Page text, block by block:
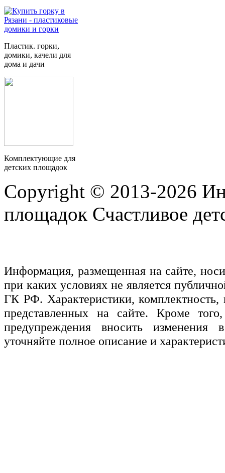
Пластик. горки,
домики, качели для
дома и дачи
Комплектующие для
детских площадок
Copyright © 2013-2026
площадок Счастливое
Информация, размещенная на сайте,
при каких условиях не является
ГК РФ. Характеристики,
представленных на сайте. Кроме
предупреждения вносить изменения
уточняйте полное описание и